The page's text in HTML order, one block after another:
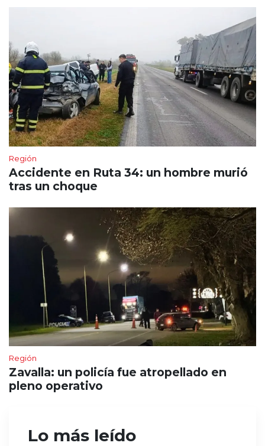
Región
Accidente en Ruta 34: un hombre murió
tras un choque
Región
Zavalla: un policía fue atropellado en
pleno operativo
Lo más leído